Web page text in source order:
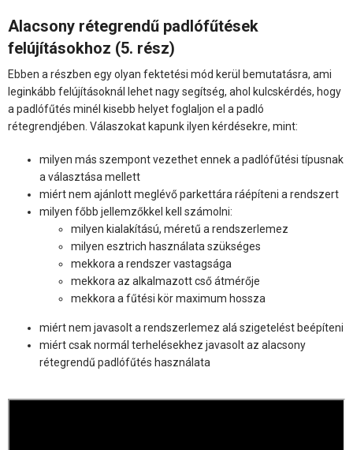
Alacsony rétegrendű padlófűtések
felújításokhoz (5. rész)
Ebben a részben egy olyan fektetési mód kerül bemutatásra, ami
leginkább felújításoknál lehet nagy segítség, ahol kulcskérdés, hogy
a padlófűtés minél kisebb helyet foglaljon el a padló
rétegrendjében. Válaszokat kapunk ilyen kérdésekre, mint:
milyen más szempont vezethet ennek a padlófűtési típusnak
a választása mellett
miért nem ajánlott meglévő parkettára ráépíteni a rendszert
milyen főbb jellemzőkkel kell számolni:
milyen kialakítású, méretű a rendszerlemez
milyen esztrich használata szükséges
mekkora a rendszer vastagsága
mekkora az alkalmazott cső átmérője
mekkora a fűtési kör maximum hossza
miért nem javasolt a rendszerlemez alá szigetelést beépíteni
miért csak normál terhelésekhez javasolt az alacsony
rétegrendű padlófűtés használata